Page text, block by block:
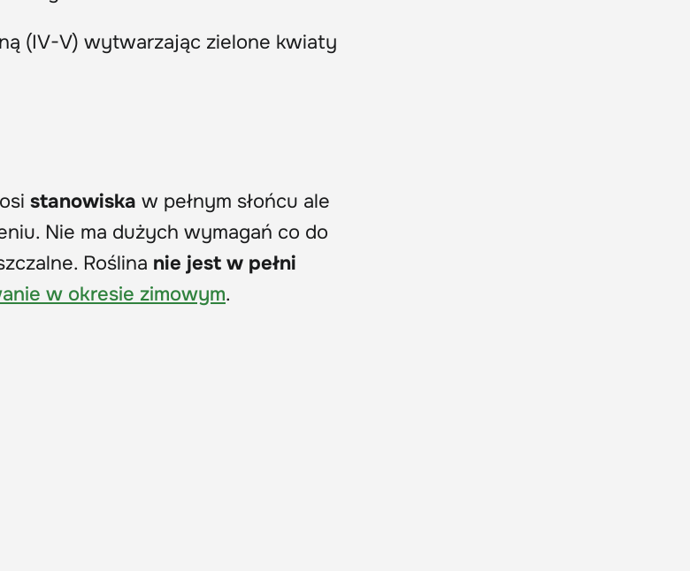
(IV-V) wytwarzając zielone kwiaty
stanowiska w pełnym słońcu ale
Nie ma dużych wymagań co do
Roślina nie jest w pełni
w okresie zimowym.